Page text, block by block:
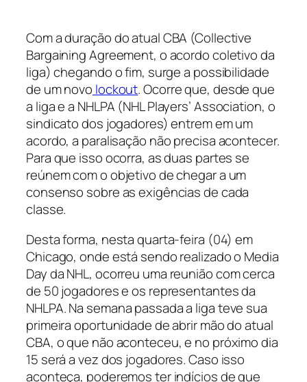
Com a duração do atual CBA (Collective
Bargaining Agreement, o acordo coletivo da
liga) chegando o fim, surge a possibilidade
de um novo lockout. Ocorre que, desde que
a liga e a NHLPA (NHL Players’ Association, o
sindicato dos jogadores) entrem em um
acordo, a paralisação não precisa acontecer.
Para que isso ocorra, as duas partes se
reúnem com o objetivo de chegar a um
consenso sobre as exigências de cada
classe.
Desta forma, nesta quarta-feira (04) em
Chicago, onde está sendo realizado o Media
Day da NHL, ocorreu uma reunião com cerca
de 50 jogadores e os representantes da
NHLPA. Na semana passada a liga teve sua
primeira oportunidade de abrir mão do atual
CBA, o que não aconteceu, e no próximo dia
15 será a vez dos jogadores. Caso isso
aconteça, poderemos ter indícios de que